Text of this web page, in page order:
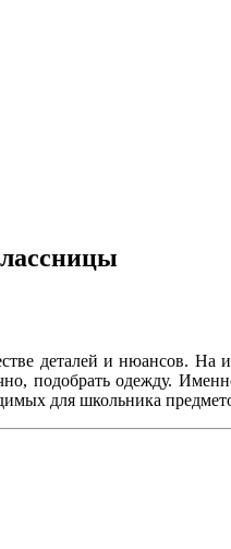
деталей и нюансов. На
подобрать одежду.
для школьника